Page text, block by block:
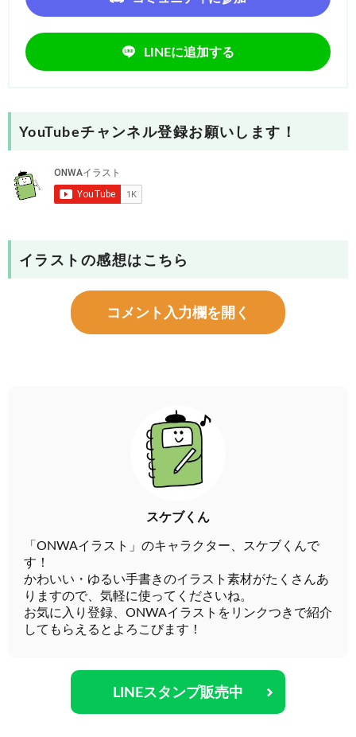
LINEに追加する
YouTubeチャンネル登録お願いします！
イラストの感想はこちら
コメント入力欄を開く
スケブくん
「ONWAイラスト」のキャラクター、スケブくんで
す！
かわいい・ゆるい手書きのイラスト素材がたくさんあ
りますので、気軽に使ってくださいね。
お気に入り登録、ONWAイラストをリンクつきで紹介
してもらえるとよろこびます！
LINEスタンプ販売中